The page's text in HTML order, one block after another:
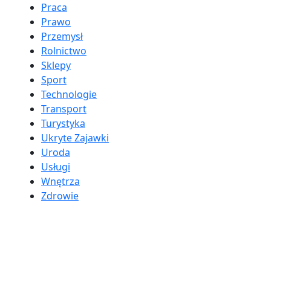
Praca
Prawo
Przemysł
Rolnictwo
Sklepy
Sport
Technologie
Transport
Turystyka
Ukryte Zajawki
Uroda
Usługi
Wnętrza
Zdrowie